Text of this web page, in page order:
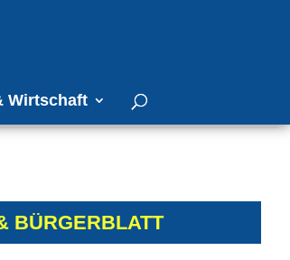
Wirtschaft
BÜRGERBLATT